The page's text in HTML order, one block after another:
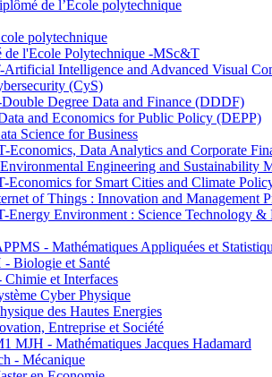
de l’École polytechnique
polytechnique
de l'Ecole Polytechnique -MSc&T
Intelligence and Advanced Visual
(CyS)
Degree Data and Finance (DDDF)
and Economics for Public Policy (DEPP)
Science for Business
Data Analytics and Corporate
Engineering and Sustainability
for Smart Cities and Climate
of Things : Innovation and Management
Environment : Science Technology &
- Mathématiques Appliquées et
Biologie et Santé
et Interfaces
Cyber Physique
des Hautes Energies
Entreprise et Société
- Mathématiques Jacques Hadamard
- Mécanique